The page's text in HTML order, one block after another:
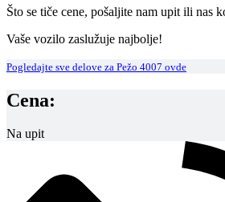
Što se tiče cene, pošaljite nam upit ili nas
Vaše vozilo zaslužuje najbolje!
Pogledajte sve delove za Pežo 4007 ovde
Cena:
Na upit